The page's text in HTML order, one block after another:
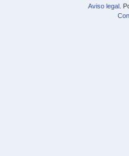
Aviso legal .